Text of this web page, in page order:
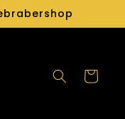
Warenkorb